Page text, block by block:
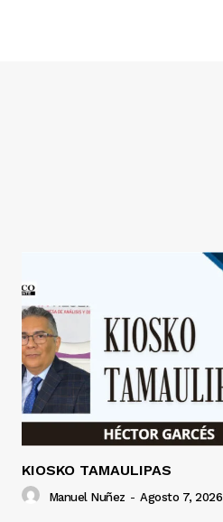
KIOSKO TAMAULIPAS
Manuel Nuñez - Agosto 7, 2026